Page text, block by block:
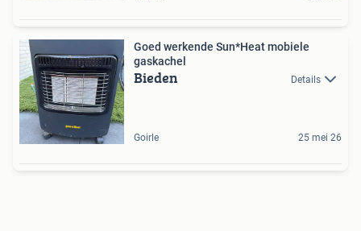
Goed werkende Sun*Heat mobiele
gaskachel
Bieden Details
Goirle 25 mei 26